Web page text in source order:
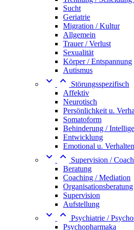
Sucht
Geriatrie
Migration / Kultur
Allgemein
Trauer / Verlust
Sexualität
Körper / Entspannung
Autismus
 
Störungsspezifisch
Affektiv
Neurotisch
Persönlichkeit u.
Somatoform
Behinderung /
Entwicklung
Emotional u. Verhalten
 
Supervision /
Beratung
Coaching / Mediation
Organisationsberatung
Supervision
Aufstellung
  Psychiatrie /
Psychopharmaka